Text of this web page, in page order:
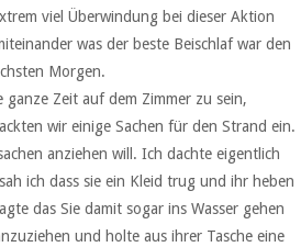
viel Überwindung bei dieser Aktion
was der beste Beischlaf war den
Morgen.
Zeit auf dem Zimmer zu sein,
wir einige Sachen für den Strand ein.
anziehen will. Ich dachte eigentlich
ich dass sie ein Kleid trug und ihr heben
das Sie damit sogar ins Wasser gehen
und holte aus ihrer Tasche eine